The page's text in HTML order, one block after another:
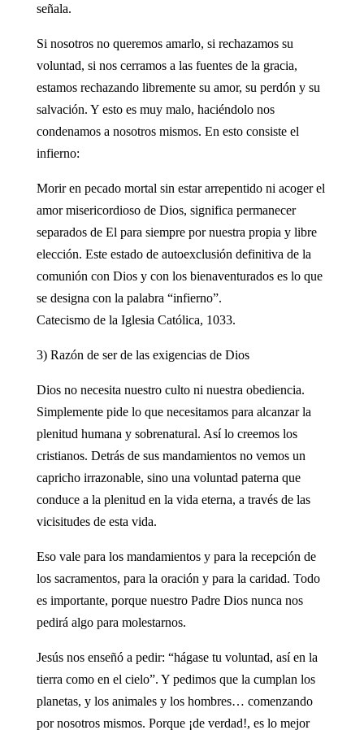
señala.
Si nosotros no queremos amarlo, si rechazamos su
voluntad, si nos cerramos a las fuentes de la gracia,
estamos rechazando libremente su amor, su perdón y su
salvación. Y esto es muy malo, haciéndolo nos
condenamos a nosotros mismos. En esto consiste el
infierno:
Morir en pecado mortal sin estar arrepentido ni acoger el
amor misericordioso de Dios, significa permanecer
separados de El para siempre por nuestra propia y libre
elección. Este estado de autoexclusión definitiva de la
comunión con Dios y con los bienaventurados es lo que
se designa con la palabra “infierno”.
Catecismo de la Iglesia Católica, 1033.
3) Razón de ser de las exigencias de Dios
Dios no necesita nuestro culto ni nuestra obediencia.
Simplemente pide lo que necesitamos para alcanzar la
plenitud humana y sobrenatural. Así lo creemos los
cristianos. Detrás de sus mandamientos no vemos un
capricho irrazonable, sino una voluntad paterna que
conduce a la plenitud en la vida eterna, a través de las
vicisitudes de esta vida.
Eso vale para los mandamientos y para la recepción de
los sacramentos, para la oración y para la caridad. Todo
es importante, porque nuestro Padre Dios nunca nos
pedirá algo para molestarnos.
Jesús nos enseñó a pedir: “hágase tu voluntad, así en la
tierra como en el cielo”. Y pedimos que la cumplan los
planetas, y los animales y los hombres… comenzando
por nosotros mismos. Porque ¡de verdad!, es lo mejor